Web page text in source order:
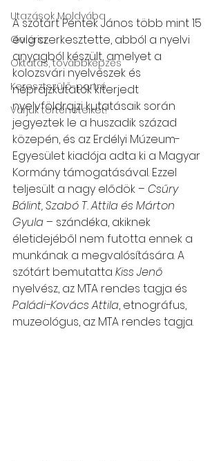
Utazások Moldvába
Galéria
Oktatás, továbbképzés
Keresztszülő-portré
Várjuk történeteiket!
A szótárt Péntek János több mint 15
évig szerkesztette, abból a nyelvi
anyagból készült, amelyet a
kolozsvári nyelvészek és
néprajzkutatók kiterjedt
nyelvföldrajzi kutatásaik során
jegyeztek le a huszadik század
közepén, és az Erdélyi Múzeum-
Egyesület kiadója adta ki a Magyar
Kormány támogatásával. Ezzel
teljesült a nagy elődök – Csűry
Bálint, Szabó T. Attila és Márton
Gyula – szándéka, akiknek
életidejéből nem futotta ennek a
munkának a megvalósítására. A
szótárt bemutatta Kiss Jenő
nyelvész, az MTA rendes tagja és
Paládi-Kovács Attila, etnográfus,
muzeológus, az MTA rendes tagja.